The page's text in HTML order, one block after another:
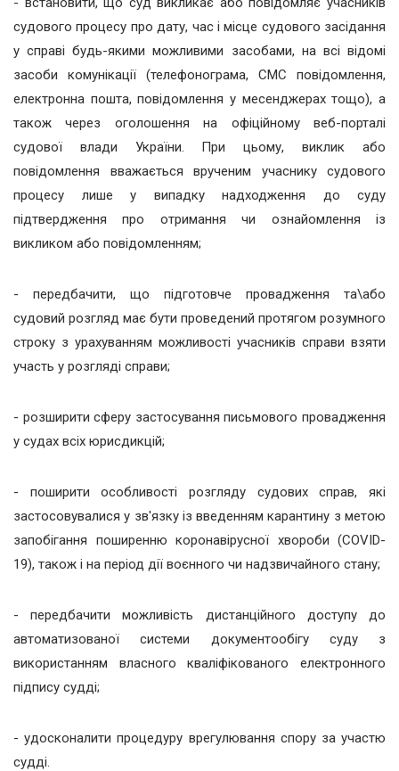
судового процесу про дату, час і місце судового засідання
у справі будь-якими можливими засобами, на всі відомі
засоби комунікації (телефонограма, СМС повідомлення,
електронна пошта, повідомлення у месенджерах тощо), а
також через оголошення на офіційному веб-порталі
судової влади України. При цьому, виклик або
повідомлення вважається врученим учаснику судового
процесу лише у випадку надходження до суду
підтвердження про отримання чи ознайомлення із
викликом або повідомленням;
- передбачити, що підготовче провадження та\або
судовий розгляд має бути проведений протягом розумного
строку з урахуванням можливості учасників справи взяти
участь у розгляді справи;
- розширити сферу застосування письмового провадження
у судах всіх юрисдикцій;
- поширити особливості розгляду судових справ, які
застосовувалися у зв'язку із введенням карантину з метою
запобігання поширенню коронавірусної хвороби (COVID-
19), також і на період дії воєнного чи надзвичайного стану;
- передбачити можливість дистанційного доступу до
автоматизованої системи документообігу суду з
використанням власного кваліфікованого електронного
підпису судді;
- удосконалити процедуру врегулювання спору за участю
судді.